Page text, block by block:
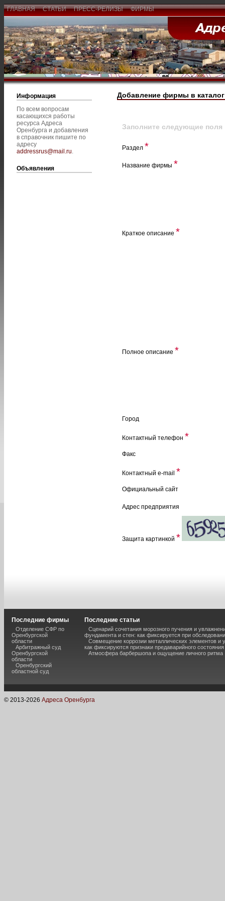
ГЛАВНАЯ СТАТЬИ ПРЕСС-РЕЛИЗЫ ФИРМЫ
Информация
По всем вопросам
касающихся работы
ресурса Адреса
Оренбурга и добавления
в справочник пишите по
адресу
addressrus@mail.ru.
Объявления
Добавление фирмы в каталог
Заполните следующие поля
Раздел *
Название фирмы *
Краткое описание *
Полное описание *
Город
Контактный телефон *
Факс
Контактный e-mail *
Официальный сайт
Адрес предприятия
Защита картинкой *
Последние фирмы
Отделение СФР по
Оренбургской
области
Арбитражный суд
Оренбургской
области
Оренбургский
областной суд
Последние статьи
Сценарий сочетания морозного пучения и
фундамента и стен: как фиксируется при
Совмещение коррозии металлических элементов и
как фиксируются признаки предаварийного состояния
Атмосфера барбершопа и ощущение личного ритма
© 2013-2026 Адреса Оренбурга